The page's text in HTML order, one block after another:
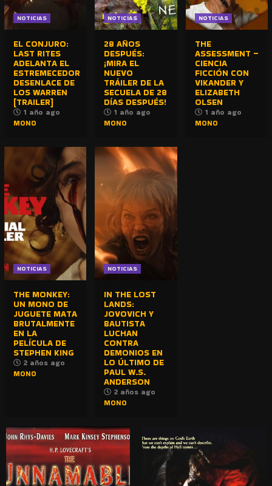
NOTICIAS
EL CONJURO:
LAST RITES
ADELANTA EL
ESTREMECEDOR
DESENLACE DE
LOS WARREN
[TRAILER]
1 año ago
MONO
NOTICIAS
28 AÑOS
DESPUÉS:
¡MIRA EL
NUEVO
TRÁILER DE LA
SECUELA DE 28
DÍAS DESPUÉS!
1 año ago
MONO
NOTICIAS
THE
ASSESSMENT –
CIENCIA
FICCIÓN CON
VIKANDER Y
ELIZABETH
OLSEN
1 año ago
MONO
NOTICIAS
THE MONKEY:
UN MONO DE
JUGUETE MATA
BRUTALMENTE
EN LA
PELÍCULA DE
STEPHEN KING
2 años ago
MONO
NOTICIAS
IN THE LOST
LANDS:
JOVOVICH Y
BAUTISTA
LUCHAN
CONTRA
DEMONIOS EN
LO ÚLTIMO DE
PAUL W.S.
ANDERSON
2 años ago
MONO